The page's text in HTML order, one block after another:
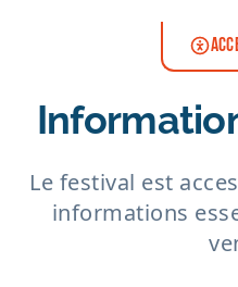
Le festival est
informations